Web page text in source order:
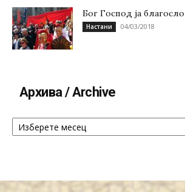
Бог Господ ја
Настани 04/03/2018
Архива / Archive
Архива